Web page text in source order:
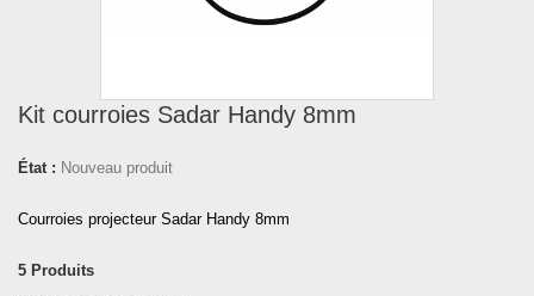
Kit courroies Sadar Handy 8mm
État : Nouveau produit
Courroies projecteur Sadar Handy 8mm
5 Produits